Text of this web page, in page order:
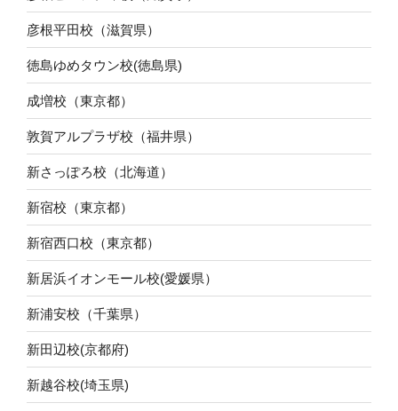
彦根平田校（滋賀県）
徳島ゆめタウン校(徳島県)
成増校（東京都）
敦賀アルプラザ校（福井県）
新さっぽろ校（北海道）
新宿校（東京都）
新宿西口校（東京都）
新居浜イオンモール校(愛媛県）
新浦安校（千葉県）
新田辺校(京都府)
新越谷校(埼玉県)